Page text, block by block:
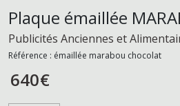
Plaque émaillée
Publicités Anciennes et
Référence : émaillée marabou chocolat
640€